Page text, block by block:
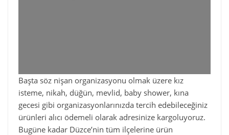
Başta söz nişan organizasyonu olmak üzere kız
isteme, nikah, düğün, mevlid, baby shower, kına
gecesi gibi organizasyonlarınızda tercih edebileceğiniz
ürünleri alıcı ödemeli olarak adresinize kargoluyoruz.
Bugüne kadar Düzce’nin tüm ilçelerine ürün